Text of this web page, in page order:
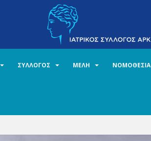
ΣΥΛΛΟΓΟΣ ΜΕΛΗ ΝΟΜΟΘΕΣΙΑ